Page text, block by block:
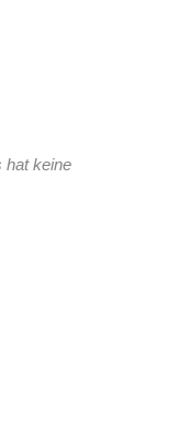
hat keine